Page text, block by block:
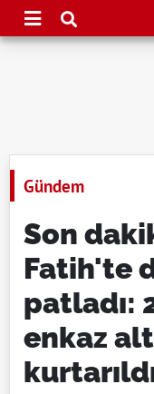
Gündem
Son
Fatih'te
patladı:
enkaz